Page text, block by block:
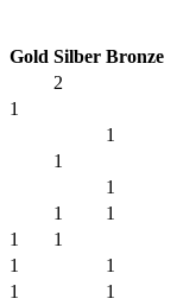
Gold Silber Bronze
2
1
1
1
1
1
1
1
1
1
1
1
1